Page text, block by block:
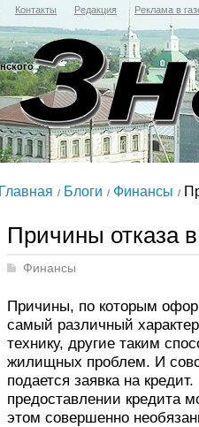
Контакты Редакция Реклама в
Главная Блоги Финансы
Причины отказа
Финансы
Причины, по которым
самый различный
технику, другие таким
жилищных проблем. И
подается заявка на
предоставлении кредита
этом совершенно